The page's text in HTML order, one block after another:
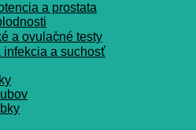
a prostata
a ovulačné testy
infekcia a suchosť